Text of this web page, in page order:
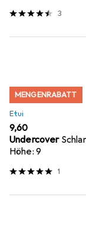
3
MENGENRABATT
Etui
EUR
9,60
Undercover
Höhe: 9
1